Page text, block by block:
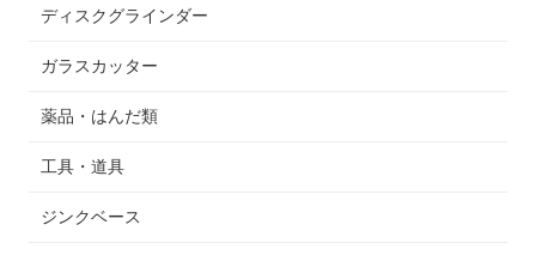
ディスクグラインダー
ガラスカッター
薬品・はんだ類
工具・道具
ジンクベース